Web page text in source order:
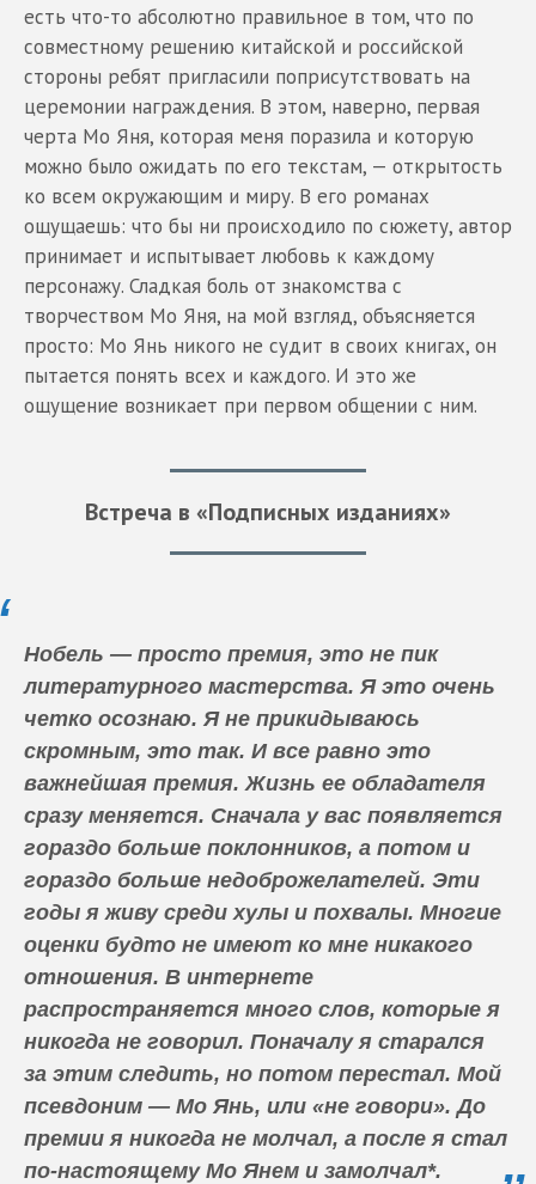
есть что-то абсолютно правильное в том, что по
совместному решению китайской и российской
стороны ребят пригласили поприсутствовать на
церемонии награждения. В этом, наверно, первая
черта Мо Яня, которая меня поразила и которую
можно было ожидать по его текстам, — открытость
ко всем окружающим и миру. В его романах
ощущаешь: что бы ни происходило по сюжету, автор
принимает и испытывает любовь к каждому
персонажу. Сладкая боль от знакомства с
творчеством Мо Яня, на мой взгляд, объясняется
просто: Мо Янь никого не судит в своих книгах, он
пытается понять всех и каждого. И это же
ощущение возникает при первом общении с ним.
Встреча в «Подписных изданиях»
Нобель — просто премия, это не пик
литературного мастерства. Я это очень
четко осознаю. Я не прикидываюсь
скромным, это так. И все равно это
важнейшая премия. Жизнь ее обладателя
сразу меняется. Сначала у вас появляется
гораздо больше поклонников, а потом и
гораздо больше недоброжелателей. Эти
годы я живу среди хулы и похвалы. Многие
оценки будто не имеют ко мне никакого
отношения. В интернете
распространяется много слов, которые я
никогда не говорил. Поначалу я старался
за этим следить, но потом перестал. Мой
псевдоним — Мо Янь, или «не говори». До
премии я никогда не молчал, а после я стал
по-настоящему Мо Янем и замолчал*.